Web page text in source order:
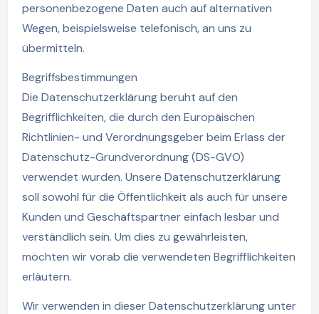
personenbezogene Daten auch auf alternativen
Wegen, beispielsweise telefonisch, an uns zu
übermitteln.
Begriffsbestimmungen
Die Datenschutzerklärung beruht auf den
Begrifflichkeiten, die durch den Europäischen
Richtlinien- und Verordnungsgeber beim Erlass der
Datenschutz-Grundverordnung (DS-GVO)
verwendet wurden. Unsere Datenschutzerklärung
soll sowohl für die Öffentlichkeit als auch für unsere
Kunden und Geschäftspartner einfach lesbar und
verständlich sein. Um dies zu gewährleisten,
möchten wir vorab die verwendeten Begrifflichkeiten
erläutern.
Wir verwenden in dieser Datenschutzerklärung unter